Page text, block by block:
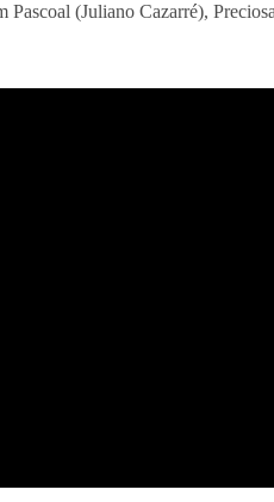
(Juliano Cazarré),